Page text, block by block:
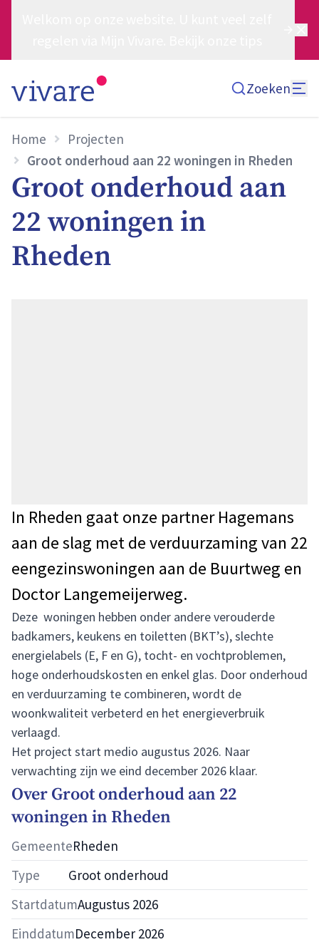
Zoeken
Home
Projecten
Groot onderhoud aan 22 woningen in Rheden
Groot onderhoud aan
22 woningen in
Rheden
In Rheden gaat onze partner Hagemans
aan de slag met de verduurzaming van 22
eengezinswoningen aan de Buurtweg en
Doctor Langemeijerweg.
Deze woningen hebben onder andere verouderde
badkamers, keukens en toiletten (BKT’s), slechte
energielabels (E, F en G), tocht- en vochtproblemen,
hoge onderhoudskosten en enkel glas. Door onderhoud
en verduurzaming te combineren, wordt de
woonkwaliteit verbeterd en het energieverbruik
verlaagd.
Het project start medio augustus 2026. Naar
verwachting zijn we eind december 2026 klaar.
Over Groot onderhoud aan 22
woningen in Rheden
GemeenteRheden
Type
Groot onderhoud
StartdatumAugustus 2026
EinddatumDecember 2026